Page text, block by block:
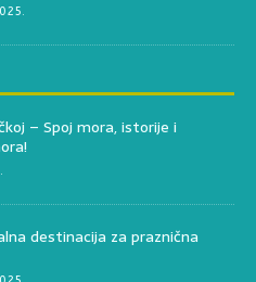
– Spoj mora, istorije i
destinacija za praznična